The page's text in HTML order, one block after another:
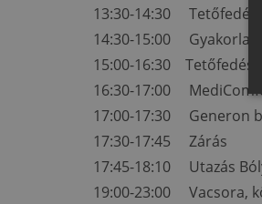
13:30-14:30
14:30-15:00 Gyakorlati
15:00-16:30 Tetőfedési
16:30-17:00
17:00-17:30 Generon
17:30-17:45 Zárás
17:45-18:10 Utazás
19:00-23:00 Vacsora,